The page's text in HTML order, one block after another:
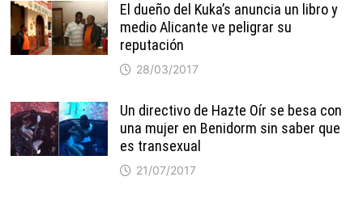
El dueño del Kuka’s anuncia un libro y
medio Alicante ve peligrar su
reputación
28/03/2017
Un directivo de Hazte Oír se besa con
una mujer en Benidorm sin saber que
es transexual
21/07/2017